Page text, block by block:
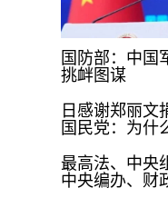
国防部：中国
挑衅图谋
日感谢郑丽文
国民党：为什
最高法、中央
中央编办、财